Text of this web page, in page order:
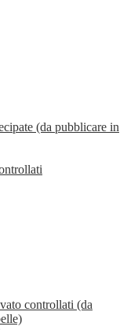
(da pubblicare in
controllati (da